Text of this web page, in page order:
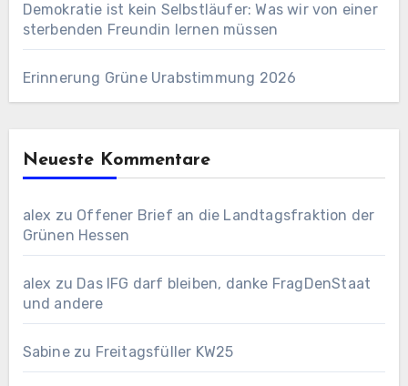
Demokratie ist kein Selbstläufer: Was wir von einer
sterbenden Freundin lernen müssen
Erinnerung Grüne Urabstimmung 2026
Neueste Kommentare
alex zu Offener Brief an die Landtagsfraktion der
Grünen Hessen
alex zu Das IFG darf bleiben, danke FragDenStaat
und andere
Sabinezu Freitagsfüller KW25